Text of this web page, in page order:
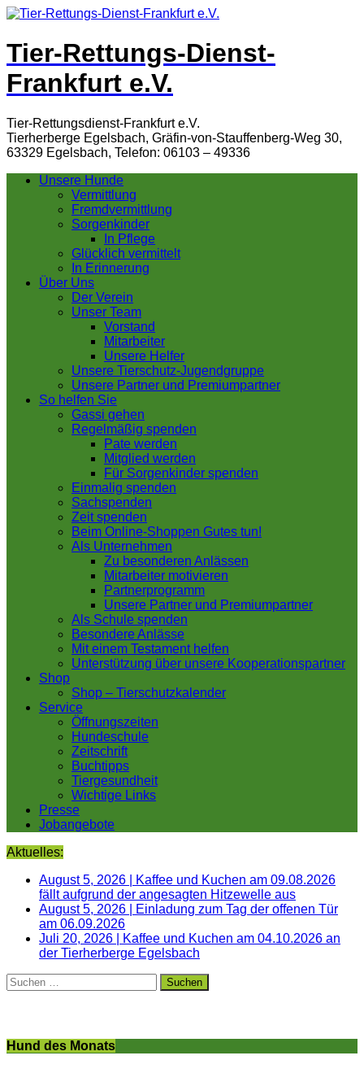
Tier-Rettungs-Dienst-
Frankfurt e.V.
Tier-Rettungsdienst-Frankfurt e.V.
Tierherberge Egelsbach, Gräfin-von-Stauffenberg-Weg 30,
63329 Egelsbach, Telefon: 06103 – 49336
Unsere Hunde
Vermittlung
Fremdvermittlung
Sorgenkinder
In Pflege
Glücklich vermittelt
In Erinnerung
Über Uns
Der Verein
Unser Team
Vorstand
Mitarbeiter
Unsere Helfer
Unsere Tierschutz-Jugendgruppe
Unsere Partner und Premiumpartner
So helfen Sie
Gassi gehen
Regelmäßig spenden
Pate werden
Mitglied werden
Für Sorgenkinder spenden
Einmalig spenden
Sachspenden
Zeit spenden
Beim Online-Shoppen Gutes tun!
Als Unternehmen
Zu besonderen Anlässen
Mitarbeiter motivieren
Partnerprogramm
Unsere Partner und Premiumpartner
Als Schule spenden
Besondere Anlässe
Mit einem Testament helfen
Unterstützung über unsere Kooperationspartner
Shop
Shop – Tierschutzkalender
Service
Öffnungszeiten
Hundeschule
Zeitschrift
Buchtipps
Tiergesundheit
Wichtige Links
Presse
Jobangebote
Aktuelles:
August 5, 2026
Kaffee und Kuchen am 09.08.2026
fällt aufgrund der angesagten Hitzewelle aus
August 5, 2026
Einladung zum Tag der offenen Tür
am 06.09.2026
Juli 20, 2026
Kaffee und Kuchen am 04.10.2026 an
der Tierherberge Egelsbach
Suchen
nach:
Hund des Monats